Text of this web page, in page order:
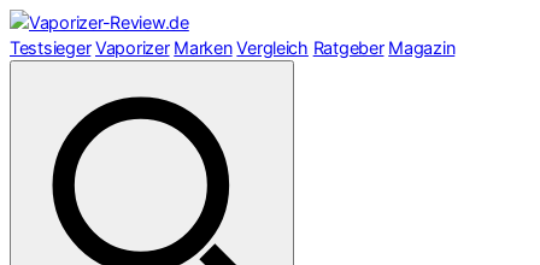
Zum
Inhalt
Testsieger Vaporizer Marken Vergleich Ratgeber Magazin